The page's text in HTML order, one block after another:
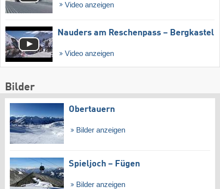
Video anzeigen
Nauders am Reschenpass – Bergkastel
Video anzeigen
Bilder
Obertauern
Bilder anzeigen
Spieljoch – Fügen
Bilder anzeigen